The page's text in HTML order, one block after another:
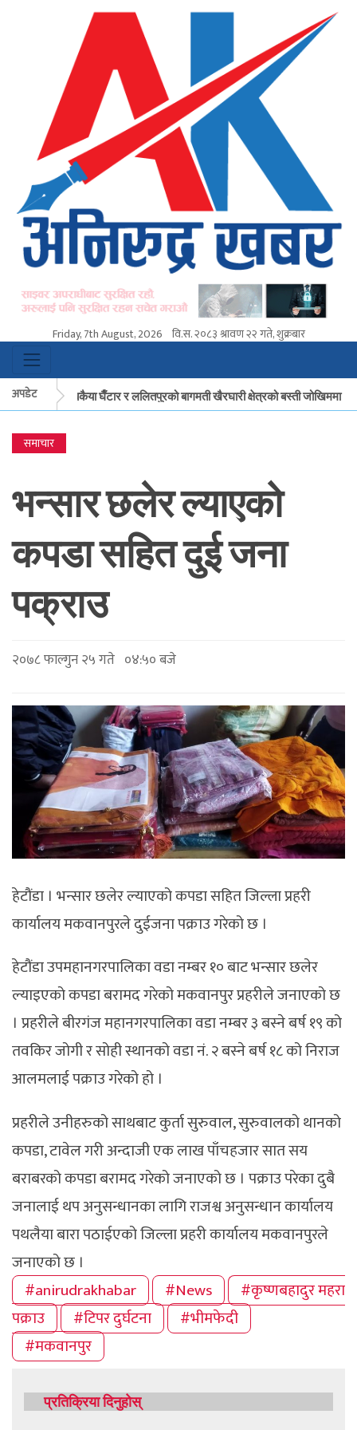
Friday, 7th August, 2026 वि.स.२०८३ श्रावण २२ गते, शुक्रबार
अपडेट
मकवानपुरको बकैया घैँटार र ललितपुरको बागमती खैरघारी क्षेत्रको बस्ती जोखिममा
समाचार
भन्सार छलेर ल्याएको
कपडा सहित दुई जना
पक्राउ
२०७८ फाल्गुन २५ गते ०४:५० बजे
हेटौंडा । भन्सार छलेर ल्याएको कपडा सहित जिल्ला प्रहरी
कार्यालय मकवानपुरले दुईजना पक्राउ गरेको छ ।
हेटौंडा उपमहानगरपालिका वडा नम्बर १० बाट भन्सार छलेर
ल्याइएको कपडा बरामद गरेको मकवानपुर प्रहरीले जनाएको छ
। प्रहरीले बीरगंज महानगरपालिका वडा नम्बर ३ बस्ने बर्ष १९ को
तवकिर जोगी र सोही स्थानको वडा नं. २ बस्ने बर्ष १८ को निराज
आलमलाई पक्राउ गरेको हो ।
प्रहरीले उनीहरुको साथबाट कुर्ता सुरुवाल, सुरुवालको थानको
कपडा, टावेल गरी अन्दाजी एक लाख पाँचहजार सात सय
बराबरको कपडा बरामद गरेको जनाएको छ । पक्राउ परेका दुबै
जनालाई थप अनुसन्धानका लागि राजश्व अनुसन्धान कार्यालय
पथलैया बारा पठाईएको जिल्ला प्रहरी कार्यालय मकवानपुरले
जनाएको छ ।
#anirudrakhabar
#News
#कृष्णबहादुर महरा
पक्राउ
#टिपर दुर्घटना
#भीमफेदी
#मकवानपुर
प्रतिक्रिया दिनुहोस्